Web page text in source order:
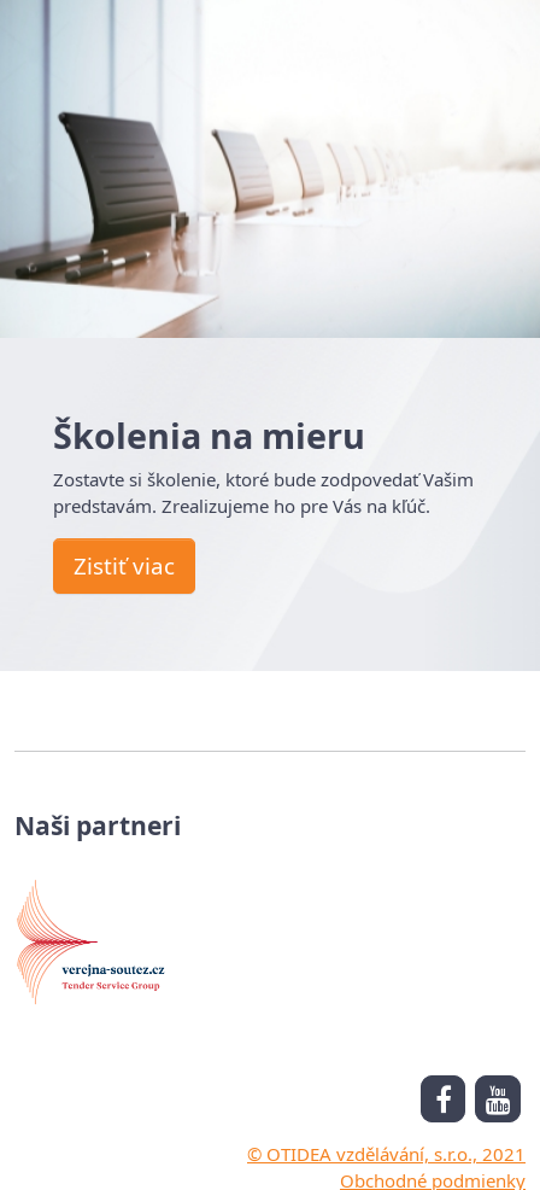
Školenia na mieru
Zostavte si školenie, ktoré bude zodpovedať Vašim
predstavám. Zrealizujeme ho pre Vás na kľúč.
Zistiť viac
Naši partneri
© OTIDEA vzdělávání, s.r.o., 2021
Obchodné podmienky